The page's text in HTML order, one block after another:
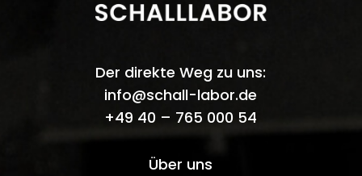
Der direkte Weg zu uns:
info@schall-labor.de
+49 40 – 765 000 54
Über uns